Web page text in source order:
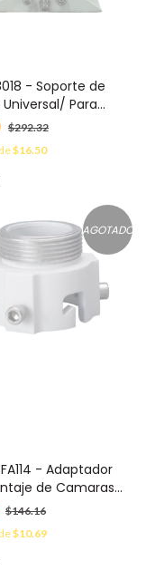
- Soporte de
Para
Camaras LPR/
de Aluminio/
$292.32
$16.50
AGOTADO
- Adaptador
de Camaras
con Brazo
PFB300W o de
$146.16
$10.69